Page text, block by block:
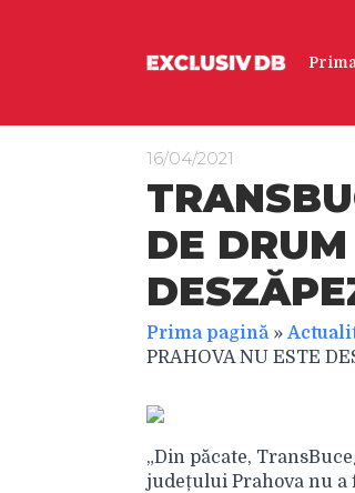
16/04/2021
DE
Prima pagină »
PRAHOVA NU ESTE
„Din păcate,
județului Prahova nu a